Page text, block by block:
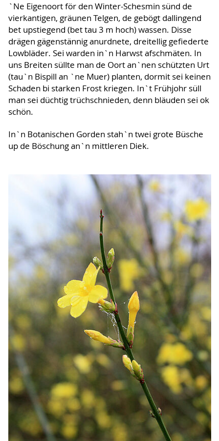
`Ne Eigenoort för den Winter-Schesmin sünd de
vierkantigen, gräunen Telgen, de gebögt dallingend
bet upstiegend (bet tau 3 m hoch) wassen. Disse
drägen gägenstännig anurdnete, dreitellig gefiederte
Lowbläder. Sei warden in`n Harwst afschmäten. In
uns Breiten süllte man de Oort an`nen schützten Urt
(tau`n Bispill an `ne Muer) planten, dormit sei keinen
Schaden bi starken Frost kriegen. In`t Frühjohr süll
man sei düchtig trüchschnieden, denn bläuden sei ok
schön.
In`n Botanischen Gorden stah`n twei grote Büsche
up de Böschung an`n mittleren Diek.